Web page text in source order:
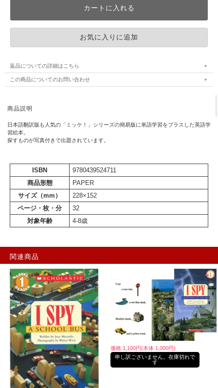
返品についての詳細はこちら
この商品についてのお問い合わせ
商品説明
日本語翻訳版も人気の「ミッケ！」シリーズの簡易版に単語学習をプラスした英語学
習絵本。
探すものが写真付きで出題されています。
ISBN
9780439524711
商品形態
PAPER
サイズ（mm）
228×152
ページ・枚・分
32
対象年齢
4-8歳
関連商品
価格:1,100円(本体 1,000円)
申し訳ございません。在庫切れで
す